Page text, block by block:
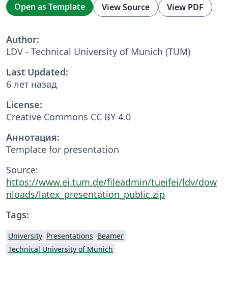
Open as Template View Source View PDF
Author:
LDV - Technical University of Munich (TUM)
Last Updated:
6 лет назад
License:
Creative Commons CC BY 4.0
Аннотация:
Template for presentation
Source:
https://www.ei.tum.de/fileadmin/tueifei/ldv/dow
nloads/latex_presentation_public.zip
Tags:
University Presentations Beamer
Technical University of Munich